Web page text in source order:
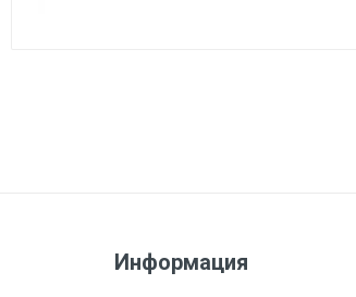
Информация